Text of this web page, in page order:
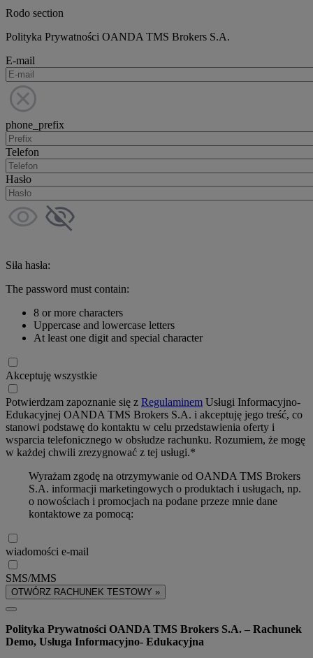
Rodo section
Polityka Prywatności OANDA TMS Brokers S.A.
E-mail
phone_prefix
Telefon
Hasło
Siła hasła:
The password must contain:
8 or more characters
Uppercase and lowercase letters
At least one digit and special character
Akceptuję wszystkie
Potwierdzam zapoznanie się z Regulaminem Usługi Informacyjno-
Edukacyjnej OANDA TMS Brokers S.A. i akceptuję jego treść, co
stanowi podstawę do kontaktu w celu przedstawienia oferty i
wsparcia telefonicznego w obsłudze rachunku. Rozumiem, że mogę
w każdej chwili zrezygnować z tej usługi.*
Wyrażam zgodę na otrzymywanie od OANDA TMS Brokers
S.A. informacji marketingowych o produktach i usługach, np.
o nowościach i promocjach na podane przeze mnie dane
kontaktowe za pomocą:
wiadomości e-mail
SMS/MMS
OTWÓRZ RACHUNEK TESTOWY »
Polityka Prywatności OANDA TMS Brokers S.A. – Rachunek
Demo, Usługa Informacyjno- Edukacyjna